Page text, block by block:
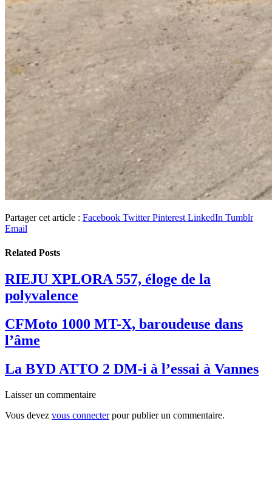
Partager cet article : Facebook Twitter Pinterest LinkedIn Tumblr
Email
Related Posts
RIEJU XPLORA 557, éloge de la
polyvalence
CFMoto 1000 MT-X, baroudeuse dans
l’âme
La BYD ATTO 2 DM-i à l’essai à Vannes
Laisser un commentaire
Vous devez vous connecterpour publier un commentaire.